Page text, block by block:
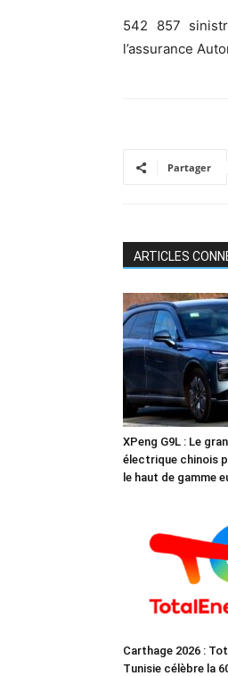
542 857
l’assurance
Partager
ARTICLES
XPeng G9L : Le
électrique chinois
le haut de gamme
Carthage 2026 :
Tunisie célèbre la